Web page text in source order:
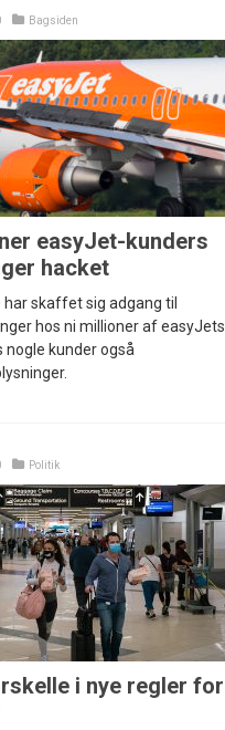
Bagsiden
easyJet-kunders
hacket
har skaffet sig adgang til
hos ni millioner af easyJets
nogle kunder også
Politik
i nye regler for